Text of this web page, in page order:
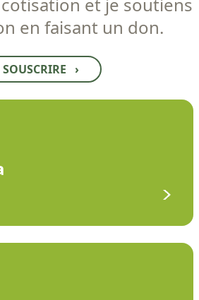
en faisant un don.
SOUSCRIRE ›